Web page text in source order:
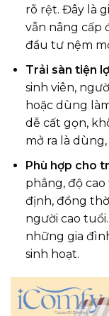
rõ rệt. Đây là
vẫn nâng cấp
đầu tư nệm
Trải sàn tiện
sinh viên,
hoặc dùng
dễ cất gọn,
mở ra là
Phù hợp cho
phẳng, độ
định, đồng
người cao
những gia
sinh hoạt.